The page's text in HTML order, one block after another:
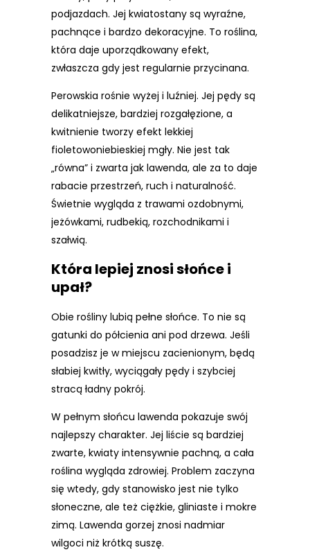
podjazdach. Jej kwiatostany są wyraźne,
pachnące i bardzo dekoracyjne. To roślina,
która daje uporządkowany efekt,
zwłaszcza gdy jest regularnie przycinana.
Perowskia rośnie wyżej i luźniej. Jej pędy są
delikatniejsze, bardziej rozgałęzione, a
kwitnienie tworzy efekt lekkiej
fioletowoniebieskiej mgły. Nie jest tak
„równa” i zwarta jak lawenda, ale za to daje
rabacie przestrzeń, ruch i naturalność.
Świetnie wygląda z trawami ozdobnymi,
jeżówkami, rudbekią, rozchodnikami i
szałwią.
Która lepiej znosi słońce i
upał?
Obie rośliny lubią pełne słońce. To nie są
gatunki do półcienia ani pod drzewa. Jeśli
posadzisz je w miejscu zacienionym, będą
słabiej kwitły, wyciągały pędy i szybciej
stracą ładny pokrój.
W pełnym słońcu lawenda pokazuje swój
najlepszy charakter. Jej liście są bardziej
zwarte, kwiaty intensywnie pachną, a cała
roślina wygląda zdrowiej. Problem zaczyna
się wtedy, gdy stanowisko jest nie tylko
słoneczne, ale też ciężkie, gliniaste i mokre
zimą. Lawenda gorzej znosi nadmiar
wilgoci niż krótką suszę.